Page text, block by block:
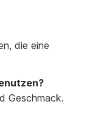
die eine
Geschmack.